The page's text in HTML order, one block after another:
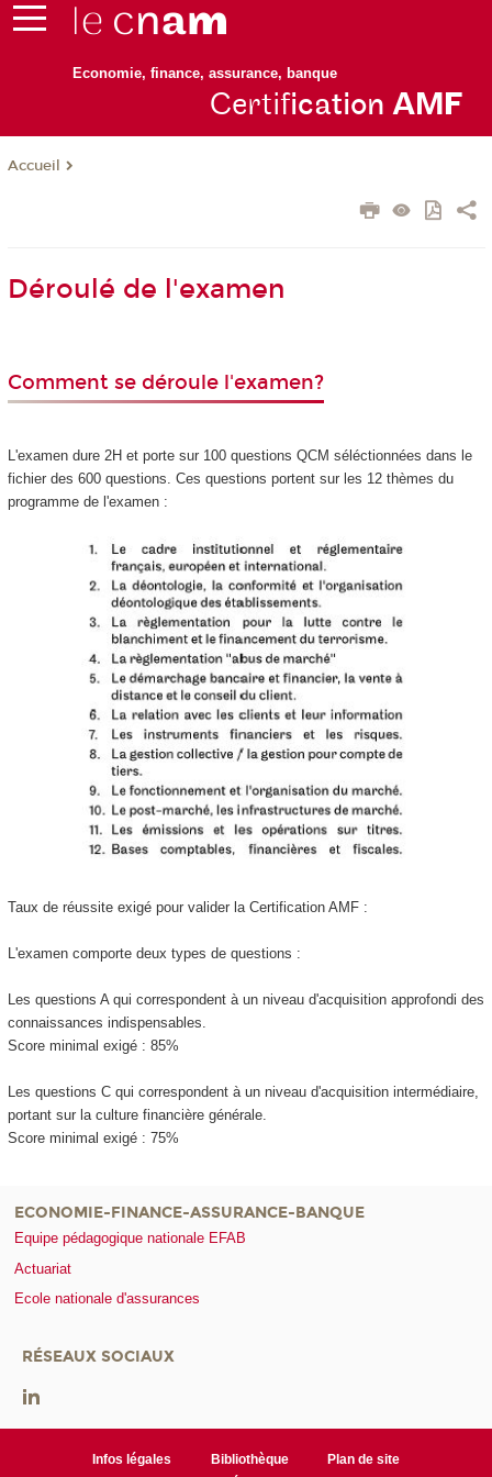
Economie, finance, assurance, banque
Certification AMF
Accueil
Déroulé de l'examen
Comment se déroule l'examen?
L'examen dure 2H et porte sur 100 questions QCM séléctionnées dans le
fichier des 600 questions. Ces questions portent sur les 12 thèmes du
programme de l'examen :
Taux de réussite exigé pour valider la Certification AMF :
L'examen comporte deux types de questions :
Les questions A qui correspondent à un niveau d'acquisition approfondi des
connaissances indispensables.
Score minimal exigé : 85%
Les questions C qui correspondent à un niveau d'acquisition intermédiaire,
portant sur la culture financière générale.
Score minimal exigé : 75%
ECONOMIE-FINANCE-ASSURANCE-BANQUE
Equipe pédagogique nationale EFAB
Actuariat
Ecole nationale d'assurances
RÉSEAUX SOCIAUX
Infos légales Bibliothèque
Plan de site